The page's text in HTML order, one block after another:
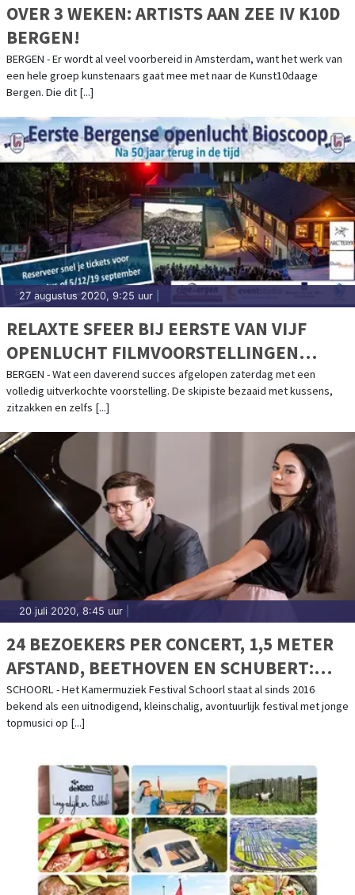
OVER 3 WEKEN: ARTISTS AAN ZEE IV K10D
BERGEN!
BERGEN - Er wordt al veel voorbereid in Amsterdam, want het werk van
een hele groep kunstenaars gaat mee met naar de Kunst10daage
Bergen. Die dit [...]
27 augustus 2020, 9:25 uur
RELAXTE SFEER BIJ EERSTE VAN VIJF
OPENLUCHT FILMVOORSTELLINGEN
SKIBAAN IL PRIMO
BERGEN - Wat een daverend succes afgelopen zaterdag met een
volledig uitverkochte voorstelling. De skipiste bezaaid met kussens,
zitzakken en zelfs [...]
20 juli 2020, 8:45 uur
24 BEZOEKERS PER CONCERT, 1,5 METER
AFSTAND, BEETHOVEN EN SCHUBERT:
EEN UNIEKE LUSTRUMEDITIE VAN HET
KAMERMUZIEK FESTIVAL SCHOORL
SCHOORL - Het Kamermuziek Festival Schoorl staat al sinds 2016
bekend als een uitnodigend, kleinschalig, avontuurlijk festival met jonge
topmusici op [...]